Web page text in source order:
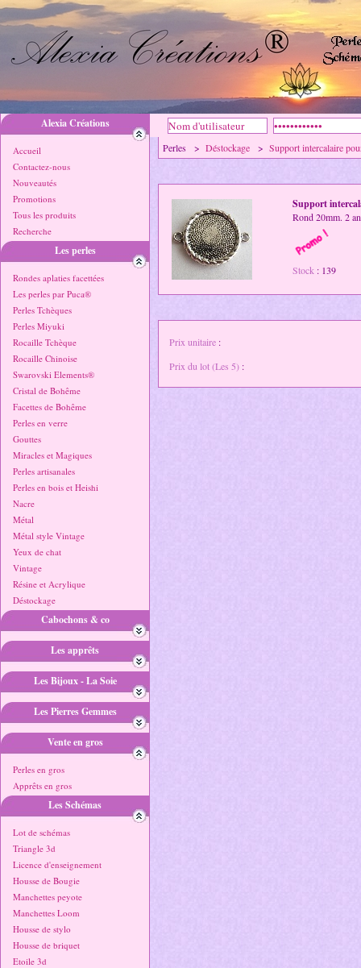
Alexia Créations
Accueil
Contactez-nous
Nouveautés
Promotions
Tous les produits
Recherche
Les perles
Rondes aplaties facettées
Les perles par Puca®
Perles Tchèques
Perles Miyuki
Rocaille Tchèque
Rocaille Chinoise
Swarovski Elements®
Cristal de Bohême
Facettes de Bohême
Perles en verre
Gouttes
Miracles et Magiques
Perles artisanales
Perles en bois et Heishi
Nacre
Métal
Métal style Vintage
Yeux de chat
Vintage
Résine et Acrylique
Déstockage
Cabochons & co
Les apprêts
Les Bijoux - La Soie
Les Pierres Gemmes
Vente en gros
Perles en gros
Apprêts en gros
Les Schémas
Lot de schémas
Triangle 3d
Licence d'enseignement
Housse de Bougie
Manchettes peyote
Manchettes Loom
Housse de stylo
Housse de briquet
Etoile 3d
Perles > Déstockage > Support intercalaire
Support
Rond 20mm. 2
Stock : 139
Prix unitaire :
Prix du lot (Les 5) :